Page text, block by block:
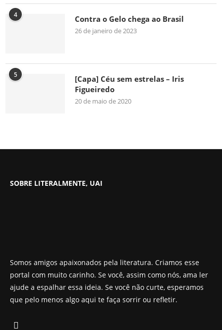
4 Contra o Gelo chega ao Brasil
26 de janeiro de 2023
5
[Capa] Céu sem estrelas – Iris
Figueiredo
20 de maio de 2020
SOBRE LITERALMENTE, UAI
Somos amigos apaixonados pela literatura. Criamos esse
portal com muito carinho. Se você, assim como nós, ama ler
ajude a espalhar essa ideia. Se você não curte, esperamos
que pelo menos algo aqui te faça sorrir ou refletir.